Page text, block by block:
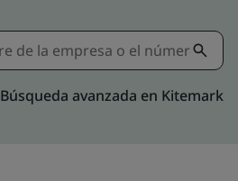
Búsqueda avanzada en Kitemark